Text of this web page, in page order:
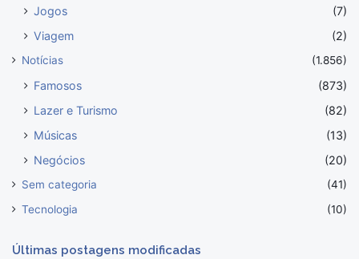
Jogos
(7)
Viagem
(2)
Notícias (1.856)
Famosos
(873)
Lazer e Turismo
(82)
Músicas
(13)
Negócios
(20)
Sem categoria
(41)
Tecnologia
(10)
Últimas postagens modificadas